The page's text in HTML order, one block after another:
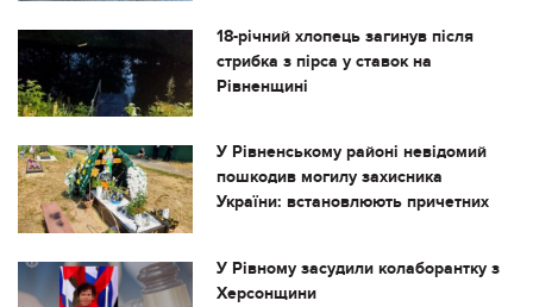
18-річний хлопець загинув після
стрибка з пірса у ставок на
Рівненщині
У Рівненському районі невідомий
пошкодив могилу захисника
України: встановлюють причетних
У Рівному засудили колаборантку з
Херсонщини